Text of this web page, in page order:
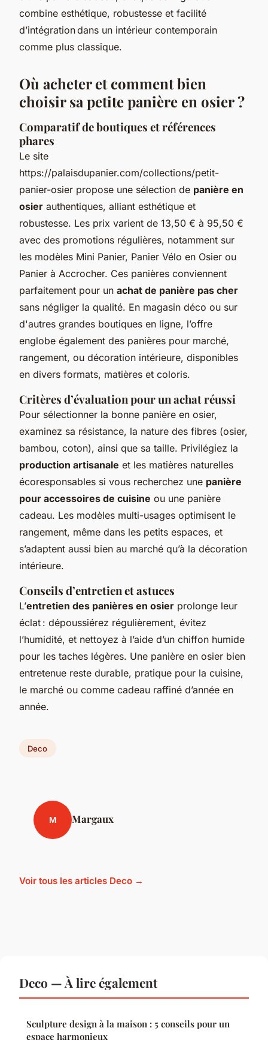
combine esthétique, robustesse et facilité
d’intégration dans un intérieur contemporain
comme plus classique.
Où acheter et comment bien
choisir sa petite panière en osier ?
Comparatif de boutiques et références
phares
Le site
https://palaisdupanier.com/collections/petit-
panier-osier propose une sélection de panière en
osier authentiques, alliant esthétique et
robustesse. Les prix varient de 13,50 € à 95,50 €
avec des promotions régulières, notamment sur
les modèles Mini Panier, Panier Vélo en Osier ou
Panier à Accrocher. Ces panières conviennent
parfaitement pour un achat de panière pas cher
sans négliger la qualité. En magasin déco ou sur
d'autres grandes boutiques en ligne, l’offre
englobe également des panières pour marché,
rangement, ou décoration intérieure, disponibles
en divers formats, matières et coloris.
Critères d’évaluation pour un achat réussi
Pour sélectionner la bonne panière en osier,
examinez sa résistance, la nature des fibres (osier,
bambou, coton), ainsi que sa taille. Privilégiez la
production artisanale et les matières naturelles
écoresponsables si vous recherchez une panière
pour accessoires de cuisine ou une panière
cadeau. Les modèles multi-usages optimisent le
rangement, même dans les petits espaces, et
s’adaptent aussi bien au marché qu’à la décoration
intérieure.
Conseils d’entretien et astuces
L’entretien des panières en osier prolonge leur
éclat : dépoussiérez régulièrement, évitez
l’humidité, et nettoyez à l’aide d’un chiffon humide
pour les taches légères. Une panière en osier bien
entretenue reste durable, pratique pour la cuisine,
le marché ou comme cadeau raffiné d’année en
année.
Deco
M Margaux
Voir tous les articles Deco →
Deco — À lire également
Sculpture design à la maison : 5 conseils pour un
espace harmonieux